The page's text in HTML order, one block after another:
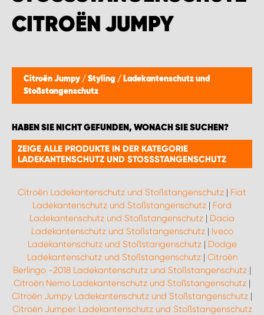
ITROËN JUMPY
Citroën Jumpy / Styling / Ladekantenschutz und
Stoßstangenschutz
HABEN SIE NICHT GEFUNDEN, WONACH SIE SUCHEN?
ZEIGE ALLE PRODUKTE IN DER KATEGORIE
LADEKANTENSCHUTZ UND STOSSSTANGENSCHUTZ
Citroën Ladekantenschutz und Stoßstangenschutz | Fiat
Ladekantenschutz und Stoßstangenschutz | Ford
Ladekantenschutz und Stoßstangenschutz | Dacia
Ladekantenschutz und Stoßstangenschutz| Iveco
Ladekantenschutz und Stoßstangenschutz| Dodge
Ladekantenschutz und Stoßstangenschutz| Citroën
Berlingo -2018 Ladekantenschutz und Stoßstangenschutz |
Citroën Nemo Ladekantenschutz und Stoßstangenschutz |
Citroën Jumpy Ladekantenschutz und Stoßstangenschutz |
Citroën Jumper Ladekantenschutz und Stoßstangenschutz